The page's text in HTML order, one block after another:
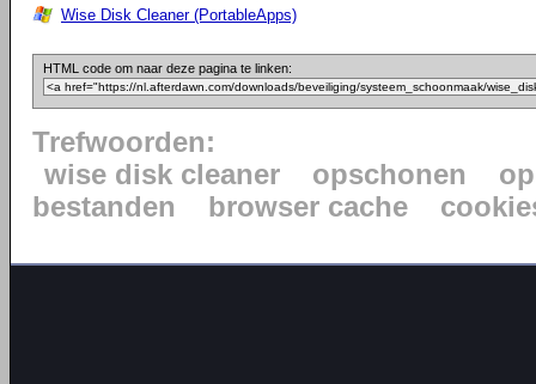
Wise Disk Cleaner (PortableApps)
HTML code om naar deze pagina te linken:
Trefwoorden:
wise disk cleaner
opschonen
bestanden
browser cache